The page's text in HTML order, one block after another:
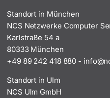
Standort in München
NCS Netzwerke Computer
Karlstraße 54 a
80333 München
+49 89 242 418 880 - n@ofn
i
Standort in Ulm
NCS Ulm GmbH